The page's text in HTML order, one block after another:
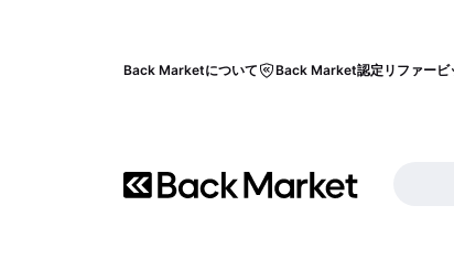
Back Marketについて Back Market認定リファービ